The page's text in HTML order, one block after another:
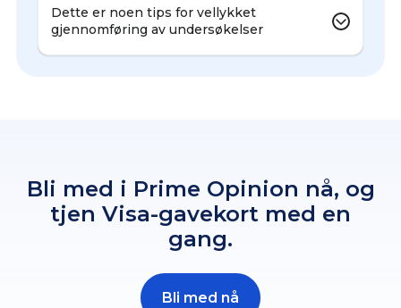
Dette er noen tips for vellykket
gjennomføring av undersøkelser
Bli med i Prime Opinion nå, og
tjen Visa-gavekort med en
gang.
Bli med nå